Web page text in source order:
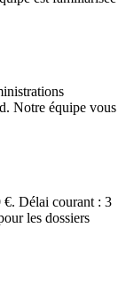
Notre équipe vous
€. Délai courant : 3
les dossiers